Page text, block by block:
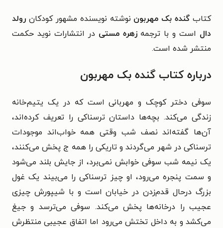
کتاب گنده بک مهربون نوشته نویسنده مشهور کودکان رولد
دال است و با ترجمه زهره مستی در انتشارات نوید حکمت
منتشر شده است.
درباره کتاب گنده بک مهربون
سوفی دختر کوچک و مهربانی است که در یک یتیم‌خانه
زندگی می‌کند. بچه‌ها داستان ترسناکی را تعریف کرده‌اند،
آن‌ها گفته‌اند نصف شب وقتی همه خواب‌اند موجودات
ترسناکی در شهر می‌گردند و تاریکی را همه ج پخش می‌کنند،
یک نیمه شب سوفی خوابش نمی‌برد، از جایش بلند می‌شود
و سمت پنجره می‌رود، او چیز ترسناکی را می‌بیند یک غول
بزرگ درحال قدم‌زدن در خیابان است و با شیپورش چیزی
عجیب را درخانه‌ها پخش می‌کند. سوفی می‌ترسد و جیغ
می‌کشد و به داخل تختش می‌رود اما اتفاق عجیبی منتظرش